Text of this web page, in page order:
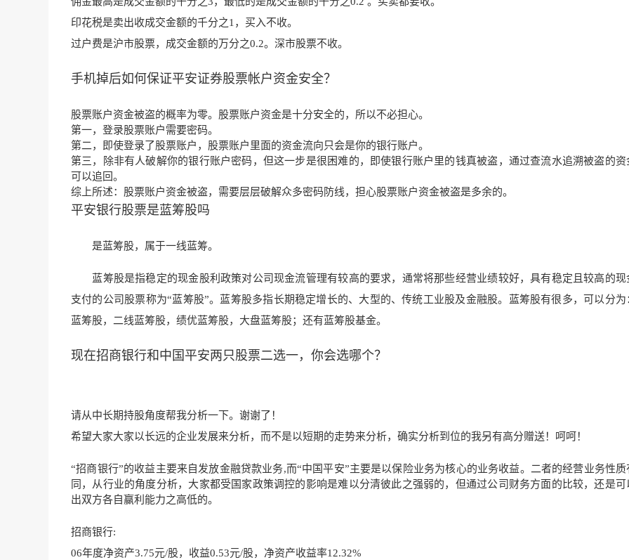
印花税是卖出收成交金额的千分之1，买入不收。
过户费是沪市股票， 成交金额的万分之0.2。深市股票不收。
手机掉后如何保证平安证券股票帐户资金安全？
股票账户资金被盗的概率为零。股票账户资金是十分安全的，所以不必担心。
第一，登录股票账户需要密码。
第二，即使登录了股票账户，股票账户里面的资金流向只会是你的银行账户。
第三，除非有人破解你的银行账户密码，但这一步是很困难的，即使银行账户里的钱真被盗，通过查流水追溯被盗的资
可以追回。
综上所述：股票账户资金被盗，需要层层破解众多密码防线，担心股票账户资金被盗是多余的。
平安银行股票是蓝筹股吗
是蓝筹股，属于一线蓝筹。
蓝筹股是指稳定的现金股利政策对公司现金流管理有较高的要求，通常将那些经营业绩较好，具有稳定且较高的现
支付的公司股票称为“蓝筹股”。蓝筹股多指长期稳定增长的、大型的、传统工业股及金融股。蓝筹股有很多，可以分为
蓝筹股，二线蓝筹股，绩优蓝筹股，大盘蓝筹股；还有蓝筹股基金。
现在招商银行和中国平安两只股票二选一，你会选哪个？
请从中长期持股角度帮我分析一下。谢谢了！
希望大家大家以长远的企业发展来分析，而不是以短期的走势来分析，确实分析到位的我另有高分赠送！呵呵！
“招商银行”的收益主要来自发放金融贷款业务,而“中国平安”主要是以保险业务为核心的业务收益。二者的经营业务性质
同，从行业的角度分析，大家都受国家政策调控的影响是难以分清彼此之强弱的，但通过公司财务方面的比较，还是可
出双方各自赢利能力之高低的。
招商银行:
06年度净资产3.75元/股，收益0.53元/股，净资产收益率12.32%